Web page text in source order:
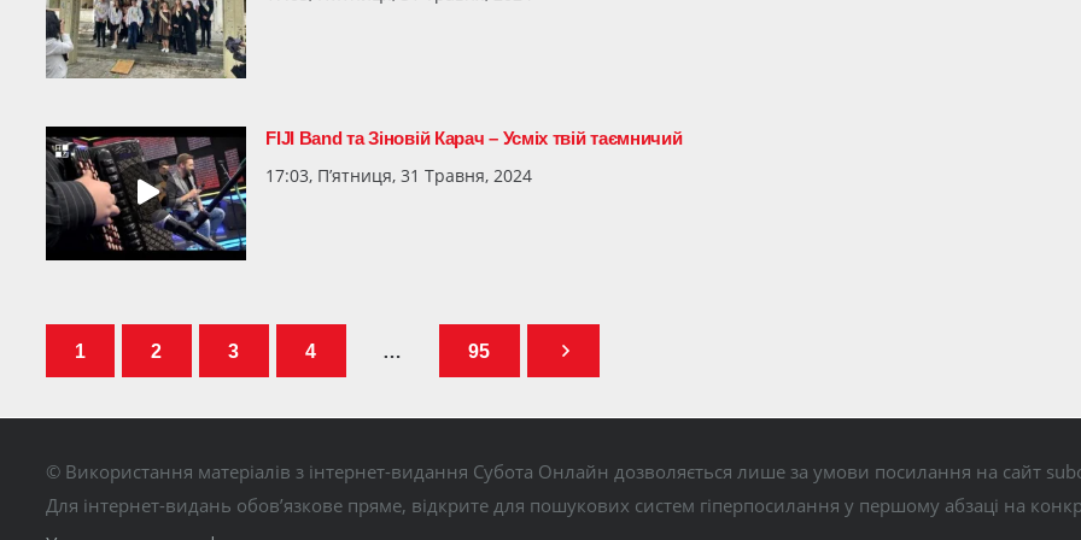
FIJI Band та Зіновій Карач – Усміх твій таємничий
17:03, П’ятниця, 31 Травня, 2024
1 2 3 4 … 95
© Використання матеріалів з інтернет-видання Субота Онлайн дозволяється лише за умови посилання на сайт
Для інтернет-видань обов’язкове пряме, відкрите для пошукових систем гіперпосилання у першому абзаці на